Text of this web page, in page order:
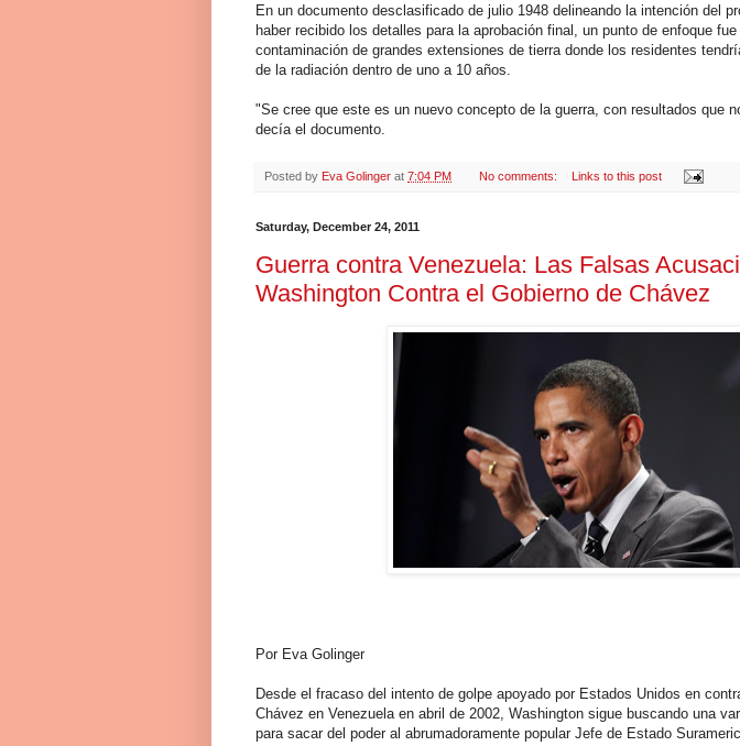
En un documento desclasificado de julio 1948 delineando la intención del
haber recibido los detalles para la aprobación final, un punto de enfoque
contaminación de grandes extensiones de tierra donde los residentes
de la radiación dentro de uno a 10 años.
"Se cree que este es un nuevo concepto de la guerra, con resultados que
decía el documento.
Posted by Eva Golinger at 7:04 PM No comments: Links to this post
Saturday, December 24, 2011
Guerra contra Venezuela: Las Falsas
Washington Contra el Gobierno de Chávez
Por Eva Golinger
Desde el fracaso del intento de golpe apoyado por Estados Unidos en
Chávez en Venezuela en abril de 2002, Washington sigue buscando una
para sacar del poder al abrumadoramente popular Jefe de Estado